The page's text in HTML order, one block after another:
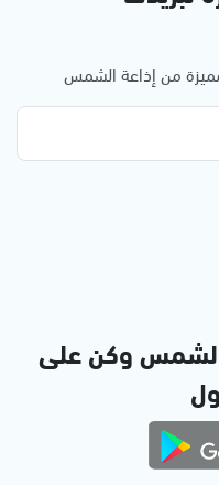
من إذاعة الشمس
وكن على